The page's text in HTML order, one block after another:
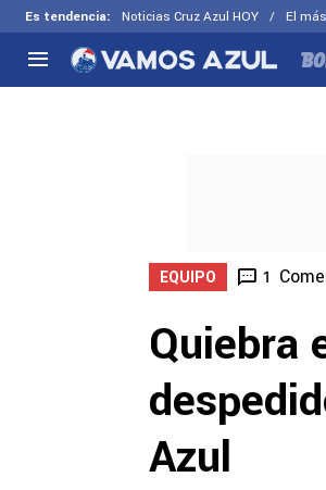
Es tendencia: Noticias Cruz Azul HOY El
Selección
EQUIPO 1
Quiebra
Azul